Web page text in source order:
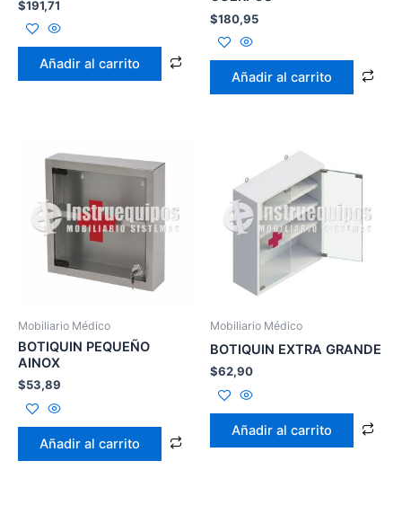
$191,71
Añadir al carrito
$180,95
Añadir al carrito
Mobiliario Médico
BOTIQUIN PEQUEÑO
AINOX
$53,89
Añadir al carrito
Mobiliario Médico
BOTIQUIN EXTRA GRANDE
$62,90
Añadir al carrito